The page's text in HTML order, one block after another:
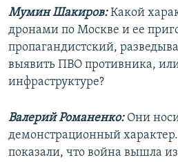
Мумин Шакиров:Какой
дронами по Москве и ее
пропагандистский,
выявить ПВО противника,
инфраструктуре?
Валерий Романенко: Они
демонстрационный
показали, что война вышла